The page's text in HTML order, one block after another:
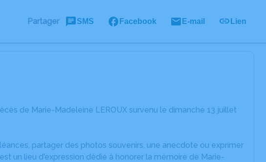
Partager SMS Facebook E-mail Lien
de Marie-Madeleine LEROUX survenu le dimanche 13 juillet
partager des photos souvenirs, une anecdote ou exprimer
un lieu d'expression dédié à honorer la mémoire de Marie-